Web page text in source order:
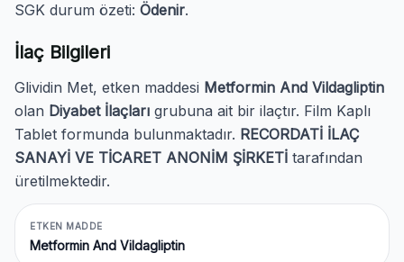
SGK durum özeti: Ödenir.
İlaç Bilgileri
Glividin Met, etken maddesi Metformin And Vildagliptin
olan Diyabet İlaçları grubuna ait bir ilaçtır. Film Kaplı
Tablet formunda bulunmaktadır. RECORDATİ İLAÇ
SANAYİ VE TİCARET ANONİM ŞİRKETİ tarafından
üretilmektedir.
ETKEN MADDE
Metformin And Vildagliptin